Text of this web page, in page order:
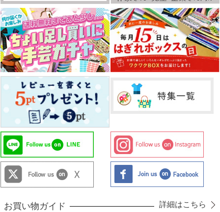
お買い物ガイド 詳細はこちら